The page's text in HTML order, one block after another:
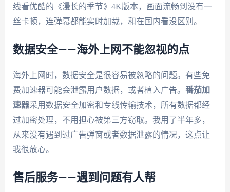
线看优酷的《漫长的季节》4K版本，画面流畅到没有一
丝卡顿，连弹幕都能实时加载，和在国内看没区别。
数据安全——海外上网不能忽视的点
海外上网时，数据安全是很容易被忽略的问题。有些免
费加速器可能会泄露用户数据，或者植入广告。 番茄加
速器采用数据安全加密和专线传输技术，所有数据都经
过加密处理，不用担心被第三方窃取。我用了半年多，
从来没有遇到过广告弹窗或者数据泄露的情况，这点让
我很放心。
售后服务——遇到问题有人帮